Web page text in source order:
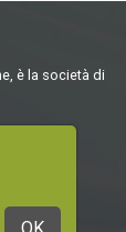
è la società di